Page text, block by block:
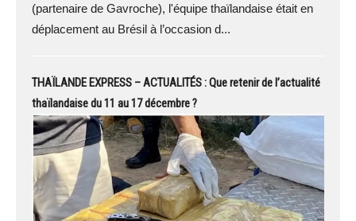
(partenaire de Gavroche), l'équipe thaïlandaise était en
déplacement au Brésil à l’occasion d...
THAÏLANDE EXPRESS – ACTUALITÉS : Que retenir de l’actualité
thaïlandaise du 11 au 17 décembre ?